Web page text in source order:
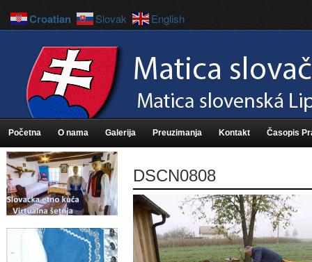
Početna O nama Galerija Preuzimanja Kontakt Časopis
DSCN0808
Croatian Slovak English